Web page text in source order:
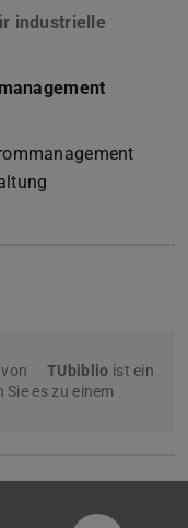
industrielle
TUbiblio ist ein
es zu einem